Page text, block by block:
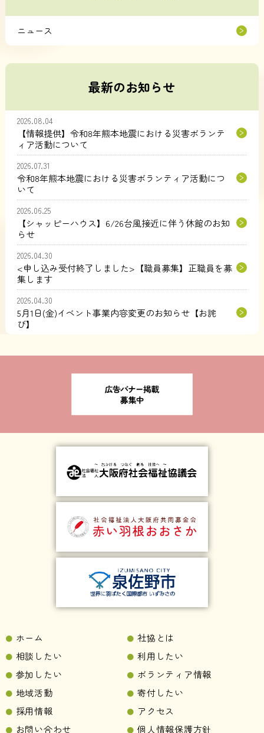
ニュース
最新のお知らせ
2026.08.04
【情報提供】令和8年熊本地震における災害ボランテ
ィア活動について
2026.07.31
令和8年熊本地震における災害ボランティア活動につ
いて
2026.06.25
【シャッピーハウス】6/26台風接近に伴う休館のお知
らせ
2026.04.30
<申し込み受付終了しました>【職員募集】正職員を募
集します
2026.04.30
5月1日(金)イベント事業内容変更のお知らせ【お詫
び】
ホーム
社協とは
相談したい
利用したい
参加したい
ボランティア情報
地域活動
寄付したい
採用情報
アクセス
お問い合わせ
個人情報保護方針